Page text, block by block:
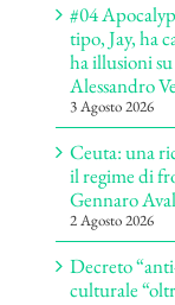
#04
tipo, Jay, ha
ha illusioni
Alessandro
3 Agosto 2026
Ceuta: una
il regime di
Gennaro
2 Agosto 2026
Decreto
culturale